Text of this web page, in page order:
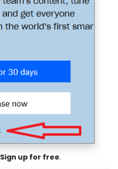
Sign up for free.